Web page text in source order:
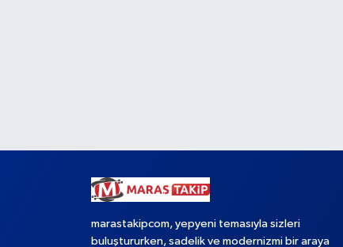
marastakipcom, yepyeni temasıyla sizleri
buluştururken, sadelik ve modernizmi bir araya